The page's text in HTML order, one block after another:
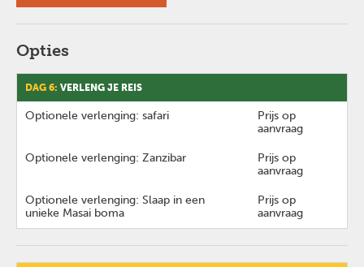
Opties
DAG 6: VERLENG JE REIS
Optionele verlenging: safari
Prijs op
aanvraag
Optionele verlenging: Zanzibar
Prijs op
aanvraag
Optionele verlenging: Slaap in een
unieke Masai boma
Prijs op
aanvraag